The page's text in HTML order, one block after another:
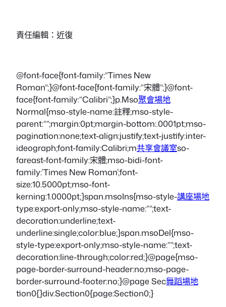
責任編輯：近復
@font-face{font-family:”Times New
Roman”;}@font-face{font-family:”宋體”;}@font-
face{font-family:”Calibri”;}p.Mso聚會場地
Normal{mso-style-name:註釋;mso-style-
parent:””;margin:0pt;margin-bottom:.0001pt;mso-
pagination:none;text-align:justify;text-justify:inter-
ideograph;font-family:Calibri;m共享會議室so-
fareast-font-family:宋體;mso-bidi-font-
family:’Times New Roman’;font-
size:10.5000pt;mso-font-
kerning:1.0000pt;}span.msoIns{mso-style-講座場地
type:export-only;mso-style-name:””;text-
decoration:underline;text-
underline:single;color:blue;}span.msoDel{mso-
style-type:export-only;mso-style-name:””;text-
decoration:line-through;color:red;}@page{mso-
page-border-surround-header:no;mso-page-
border-surround-footer:no;}@page Sec舞蹈場地
tion0{}div.Section0{page:Section0;}